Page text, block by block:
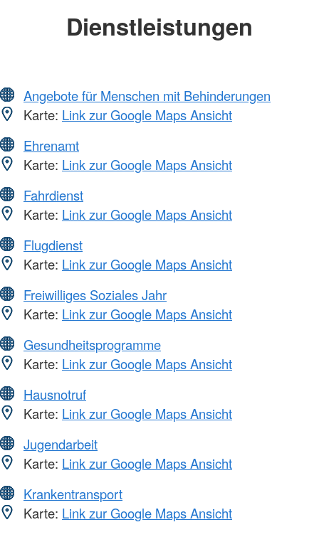
Dienstleistungen
Angebote für Menschen mit Behinderungen
Karte: Link zur Google Maps Ansicht
Ehrenamt
Karte: Link zur Google Maps Ansicht
Fahrdienst
Karte: Link zur Google Maps Ansicht
Flugdienst
Karte: Link zur Google Maps Ansicht
Freiwilliges Soziales Jahr
Karte: Link zur Google Maps Ansicht
Gesundheitsprogramme
Karte: Link zur Google Maps Ansicht
Hausnotruf
Karte: Link zur Google Maps Ansicht
Jugendarbeit
Karte: Link zur Google Maps Ansicht
Krankentransport
Karte: Link zur Google Maps Ansicht